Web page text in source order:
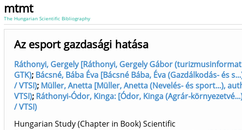
mtmt
The Hungarian Scientific Bibliography
Az esport gazdasági hatása
Ráthonyi, Gergely [Ráthonyi, Gergely Gábor
GTK); Bácsné, Bába Éva [Bácsné Bába, Éva (Gazdálkodás- és
/ VTSI); Müller, Anetta [Müller, Anetta (Nevelés- és sport...),
VTSI); Ráthonyi-Ódor, Kinga: [Ódor, Kinga (Agrár-
/ VTSI)
Hungarian Study (Chapter in Book) Scientific